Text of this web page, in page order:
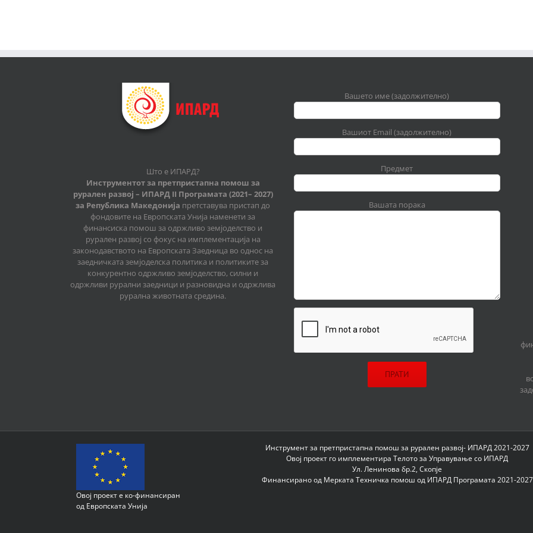
Што е ИПАРД?
Инструментот за претпристапна помош за
рурален развој – ИПАРД II Програмата (2021– 2027)
за Република Македонија претставува пристап до
фондовите на Европската Унија наменети за
финансиска помош за одржливо земјоделство и
рурален развој со фокус на имплементација на
законодавството на Европската Заедница во однос на
заедничката земјоделска политика и политиките за
конкурентно одржливо земјоделство, силни и
одржливи рурални заедници и разновидна и одржлива
рурална животната средина.
Вашето име (задолжително)
Вашиот Email (задолжително)
Предмет
Вашата порака
Овој проект е ко-финансиран
од Европската Унија
Инструмент за претпристапна помош за рурален развој- ИПАРД 2021-2027
Овој проект го имплементира Телото за Управување со ИПАРД
Ул. Ленинова бр.2, Скопје
Финансирано од Мерката Техничка помош од ИПАРД Програмата 2021-2027